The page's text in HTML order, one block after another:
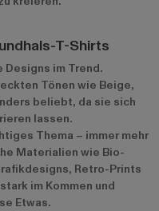
T-Shirts
im Trend.
Tönen wie Beige,
beliebt, da sie sich
lassen.
Thema – immer mehr
Materialien wie Bio-
Retro-Prints
im Kommen und
Etwas.